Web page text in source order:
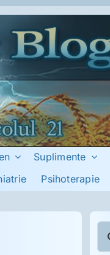
Suplimente
Psihoterapie